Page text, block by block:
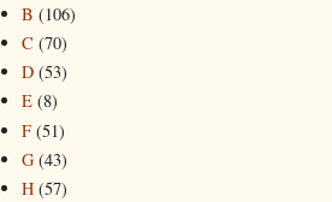
B (106)
C (70)
D (53)
E (8)
F (51)
G (43)
H (57)